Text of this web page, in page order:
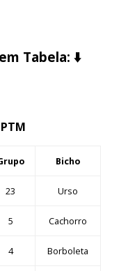
Tabela: ⬇️
Bicho
23 Urso
5 Cachorro
4 Borboleta